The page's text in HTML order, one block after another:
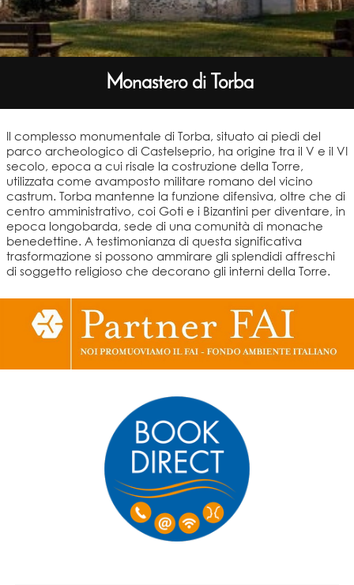
Monastero di Torba
Il complesso monumentale di Torba, situato ai piedi del
parco archeologico di Castelseprio, ha origine tra il V e il VI
secolo, epoca a cui risale la costruzione della Torre,
utilizzata come avamposto militare romano del vicino
castrum. Torba mantenne la funzione difensiva, oltre che di
centro amministrativo, coi Goti e i Bizantini per diventare, in
epoca longobarda, sede di una comunità di monache
benedettine. A testimonianza di questa significativa
trasformazione si possono ammirare gli splendidi affreschi
di soggetto religioso che decorano gli interni della Torre.